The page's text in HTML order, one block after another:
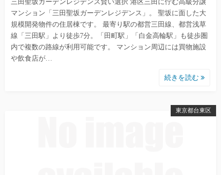
三田聖坂ガーデンレジデンス賢い選択 港区三田に佇む高級分譲
マンション「三田聖坂ガーデンレジデンス」。 聖坂に面した大
規模開発物件の住居棟です。 最寄り駅の都営三田線、都営浅草
線「三田駅」より徒歩7分。「田町駅」「白金高輪駅」も徒歩圏
内で複数の路線が利用可能です。 マンション周辺には買物施設
や飲食店が…
続きを読む
東京都台東区